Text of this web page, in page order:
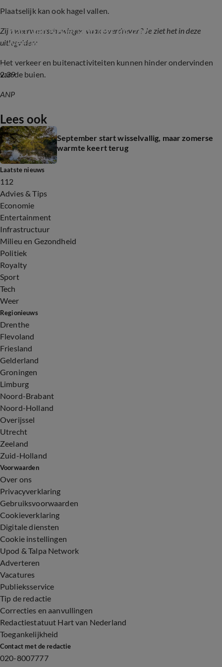
Plaatselijk kan ook hagel vallen.
Zijn weerwaarschuwingen vaak overdreven? Je ziet het in deze
uitlegvideo:
2:39
Hart van Nederland legt uit: zijn
weerwaarschuwingen overdreven?
Het verkeer en buitenactiviteiten kunnen hinder ondervinden
van de buien.
ANP
Lees ook
September start wisselvallig, maar zomerse
warmte keert terug
Laatste nieuws
112
Advies & Tips
Economie
Entertainment
Infrastructuur
Milieu en Gezondheid
Politiek
Royalty
Sport
Tech
Weer
Regionieuws
Drenthe
Flevoland
Friesland
Gelderland
Groningen
Limburg
Noord-Brabant
Noord-Holland
Overijssel
Utrecht
Zeeland
Zuid-Holland
Voorwaarden
Over ons
Privacyverklaring
Gebruiksvoorwaarden
Cookieverklaring
Digitale diensten
Cookie instellingen
Upod & Talpa Network
Adverteren
Vacatures
Publieksservice
Tip de redactie
Correcties en aanvullingen
Redactiestatuut Hart van Nederland
Toegankelijkheid
Contact met de redactie
020-8007777